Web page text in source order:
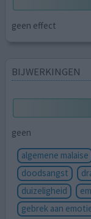
geen effect
BIJWERKINGEN
geen
algemene malaise
doodsangst
duizeligheid
gebrek aan